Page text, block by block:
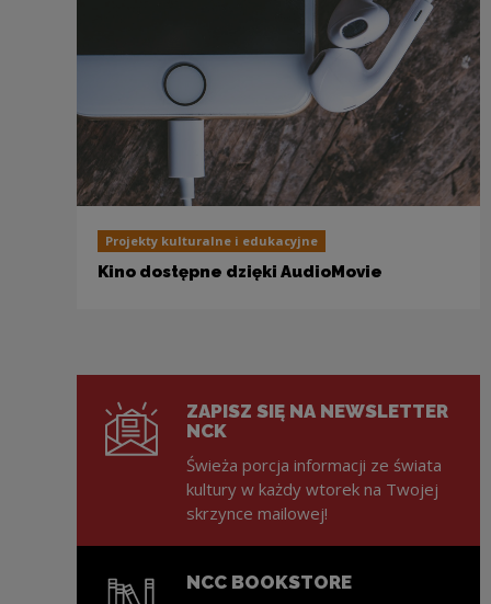
Projekty kulturalne i edukacyjne
Kino dostępne dzięki AudioMovie
ZAPISZ SIĘ NA NEWSLETTER
NCK
Świeża porcja informacji ze świata
kultury w każdy wtorek na Twojej
skrzynce mailowej!
NCC BOOKSTORE